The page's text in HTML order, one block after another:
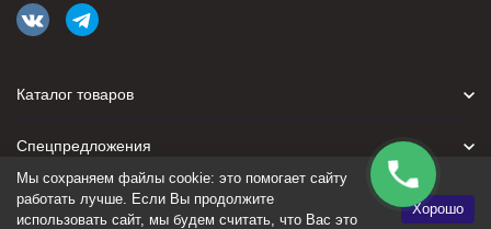
Каталог товаров
Спецпредложения
Для покупателя
Мы сохраняем файлы cookie: это помогает сайту
работать лучше. Если Вы продолжите
использовать сайт, мы будем считать, что Вас это
Хорошо